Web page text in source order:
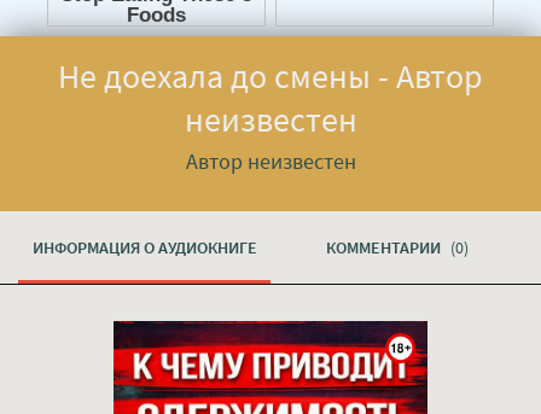
Не доехала до смены - Автор
неизвестен
Автор неизвестен
ИНФОРМАЦИЯ О АУДИОКНИГЕ КОММЕНТАРИИ (0)